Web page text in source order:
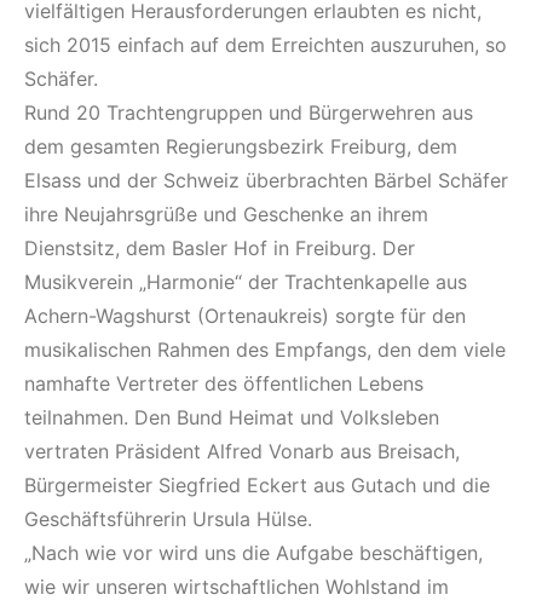
vielfältigen Herausforderungen erlaubten es nicht,
sich 2015 einfach auf dem Erreichten auszuruhen, so
Schäfer.
Rund 20 Trachtengruppen und Bürgerwehren aus
dem gesamten Regierungsbezirk Freiburg, dem
Elsass und der Schweiz überbrachten Bärbel Schäfer
ihre Neujahrsgrüße und Geschenke an ihrem
Dienstsitz, dem Basler Hof in Freiburg. Der
Musikverein „Harmonie“ der Trachtenkapelle aus
Achern-Wagshurst (Ortenaukreis) sorgte für den
musikalischen Rahmen des Empfangs, den dem viele
namhafte Vertreter des öffentlichen Lebens
teilnahmen. Den Bund Heimat und Volksleben
vertraten Präsident Alfred Vonarb aus Breisach,
Bürgermeister Siegfried Eckert aus Gutach und die
Geschäftsführerin Ursula Hülse.
„Nach wie vor wird uns die Aufgabe beschäftigen,
wie wir unseren wirtschaftlichen Wohlstand im